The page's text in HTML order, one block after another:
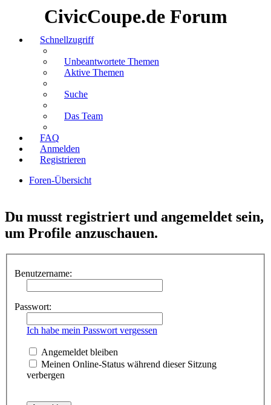
CivicCoupe.de Forum
Schnellzugriff
Unbeantwortete Themen
Aktive Themen
Suche
Das Team
FAQ
Anmelden
Registrieren
Foren-Übersicht
Du musst registriert und angemeldet sein,
um Profile anzuschauen.
Benutzername:
Passwort:
Ich habe mein Passwort vergessen
Angemeldet bleiben
Meinen Online-Status während dieser Sitzung
verbergen